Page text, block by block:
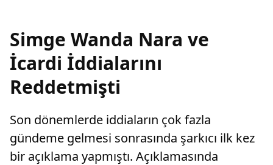
Simge Wanda Nara ve
İcardi İddialarını
Reddetmişti
Son dönemlerde iddiaların çok fazla
gündeme gelmesi sonrasında şarkıcı ilk kez
bir açıklama yapmıştı. Açıklamasında